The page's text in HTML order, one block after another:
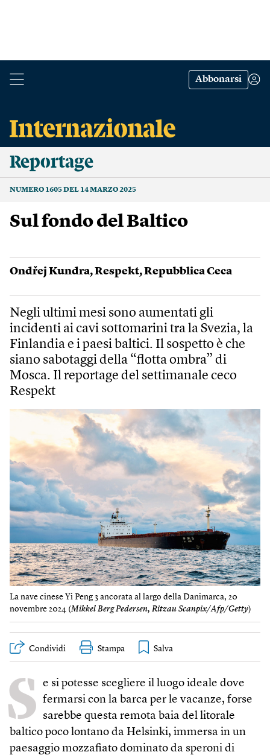
Abbonarsi
Reportage
NUMERO 1605 DEL 14 MARZO 2025
Sul fondo del Baltico
Ondřej Kundra,Respekt,Repubblica Ceca
Negli ultimi mesi sono aumentati gli
incidenti ai cavi sottomarini tra la Svezia, la
Finlandia e i paesi baltici. Il sospetto è che
siano sabotaggi della “flotta ombra” di
Mosca. Il reportage del settimanale ceco
Respekt
La nave cinese Yi Peng 3 ancorata al largo della Danimarca, 20
novembre 2024 (Mikkel Berg Pedersen, Ritzau Scanpix/Afp/Getty)
Condividi Stampa
S e si potesse scegliere il luogo ideale dove
fermarsi con la barca per le vacanze, forse
sarebbe questa remota baia del litorale
baltico poco lontano da Helsinki, immersa in un
paesaggio mozzafiato dominato da speroni di